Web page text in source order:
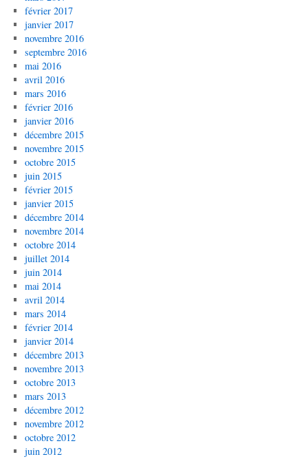
février 2017
janvier 2017
novembre 2016
septembre 2016
mai 2016
avril 2016
mars 2016
février 2016
janvier 2016
décembre 2015
novembre 2015
octobre 2015
juin 2015
février 2015
janvier 2015
décembre 2014
novembre 2014
octobre 2014
juillet 2014
juin 2014
mai 2014
avril 2014
mars 2014
février 2014
janvier 2014
décembre 2013
novembre 2013
octobre 2013
mars 2013
décembre 2012
novembre 2012
octobre 2012
juin 2012